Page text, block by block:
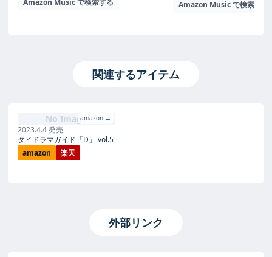
Amazon Music で検索する Amazon Music で検索する
関連するアイテム
No Imageamazon →
2023.4.4 発売
タイドラマガイド「D」 vol.5
amazon
楽天
外部リンク